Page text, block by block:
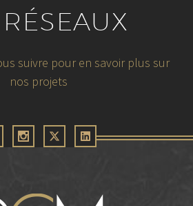
Incarner la promesse de
marque
suivre pour en savoir plus sur
nos projets